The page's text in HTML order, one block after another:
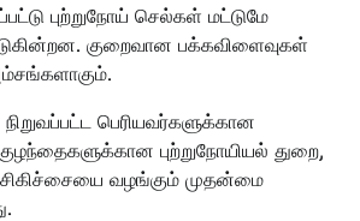
புற்றுநோய் செல்கள் மட்டுமே
குறைவான பக்கவிளைவுகள்
பெரியவர்களுக்கான
புற்றுநோயியல் துறை,
சிகிச்சையை வழங்கும் முதன்மை